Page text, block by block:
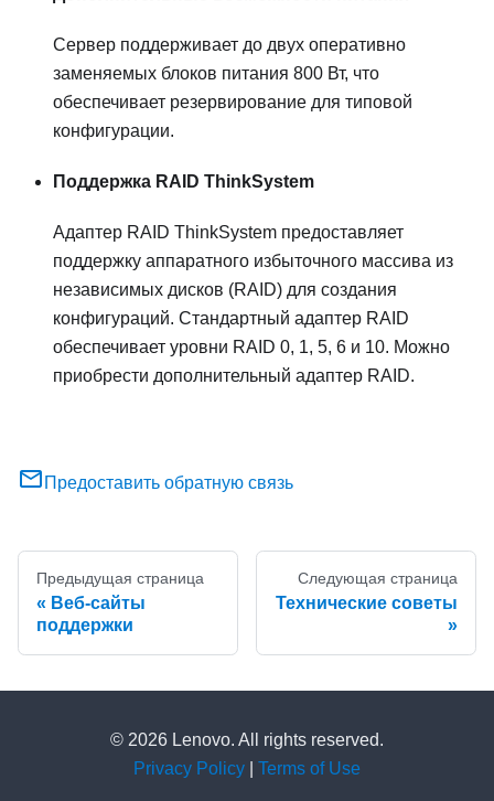
Сервер поддерживает до двух оперативно
заменяемых блоков питания 800 Вт, что
обеспечивает резервирование для типовой
конфигурации.
Поддержка RAID ThinkSystem
Адаптер RAID ThinkSystem предоставляет
поддержку аппаратного избыточного массива из
независимых дисков (RAID) для создания
конфигураций. Стандартный адаптер RAID
обеспечивает уровни RAID 0, 1, 5, 6 и 10. Можно
приобрести дополнительный адаптер RAID.
Предоставить обратную связь
Предыдущая страница
Веб-сайты
поддержки
Следующая страница
Технические советы
© 2026 Lenovo. All rights reserved.
Privacy Policy
Terms of Use